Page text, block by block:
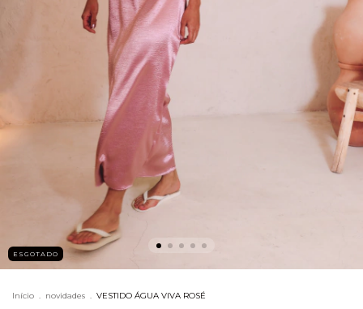
ESGOTADO
Início . novidades . VESTIDO ÁGUA VIVA ROSÉ